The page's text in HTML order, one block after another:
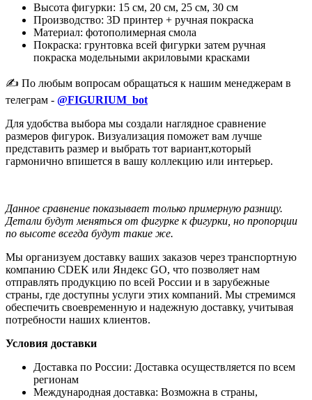
Высота фигурки: 15 см, 20 см, 25 см, 30 см
Производство: 3D принтер + ручная покраска
Материал: фотополимерная смола
Покраска: грунтовка всей фигурки затем ручная
покраска модельными акриловыми красками
✍️ По любым вопросам обращаться к нашим менеджерам в
телеграм - @FIGURIUM_bot
Для удобства выбора мы создали наглядное сравнение
размеров фигурок. Визуализация поможет вам лучше
представить размер и выбрать тот вариант,который
гармонично впишется в вашу коллекцию или интерьер.
Данное сравнение показывает только примерную разницу.
Детали будут меняться от фигурке к фигурки, но пропорции
по высоте всегда будут такие же.
Мы организуем доставку ваших заказов через транспортную
компанию CDEK или Яндекс GO, что позволяет нам
отправлять продукцию по всей России и в зарубежные
страны, где доступны услуги этих компаний. Мы стремимся
обеспечить своевременную и надежную доставку, учитывая
потребности наших клиентов.
Условия доставки
Доставка по России: Доставка осуществляется по всем
регионам
Международная доставка: Возможна в страны,